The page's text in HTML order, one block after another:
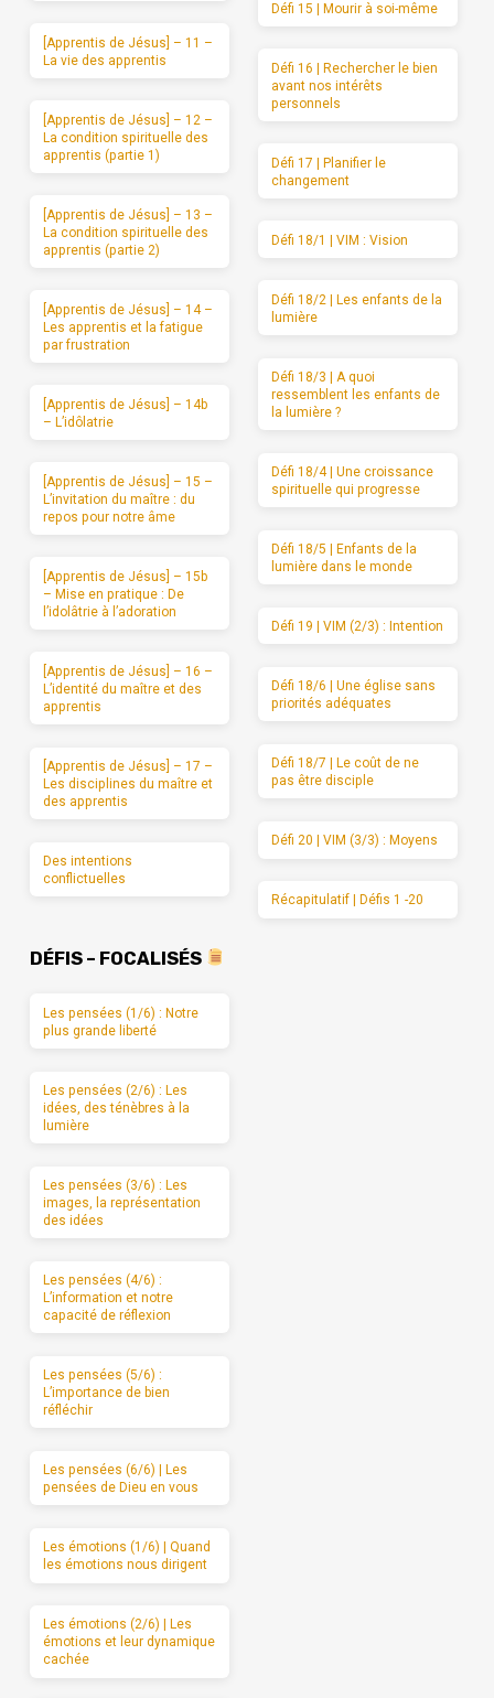
[Apprentis de Jésus] – 11 –
La vie des apprentis
[Apprentis de Jésus] – 12 –
La condition spirituelle des
apprentis (partie 1)
[Apprentis de Jésus] – 13 –
La condition spirituelle des
apprentis (partie 2)
[Apprentis de Jésus] – 14 –
Les apprentis et la fatigue
par frustration
[Apprentis de Jésus] – 14b
– L’idôlatrie
[Apprentis de Jésus] – 15 –
L’invitation du maître : du
repos pour notre âme
[Apprentis de Jésus] – 15b
– Mise en pratique : De
l’idolâtrie à l’adoration
[Apprentis de Jésus] – 16 –
L’identité du maître et des
apprentis
[Apprentis de Jésus] – 17 –
Les disciplines du maître et
des apprentis
Des intentions
conflictuelles
Défi 15 | Mourir à soi-même
Défi 16 | Rechercher le bien
avant nos intérêts
personnels
Défi 17 | Planifier le
changement
Défi 18/1 | VIM : Vision
Défi 18/2 | Les enfants de la
lumière
Défi 18/3 | A quoi
ressemblent les enfants de
la lumière ?
Défi 18/4 | Une croissance
spirituelle qui progresse
Défi 18/5 | Enfants de la
lumière dans le monde
Défi 19 | VIM (2/3) : Intention
Défi 18/6 | Une église sans
priorités adéquates
Défi 18/7 | Le coût de ne
pas être disciple
Défi 20 | VIM (3/3) : Moyens
Récapitulatif | Défis 1 -20
DÉFIS – FOCALISÉS
Les pensées (1/6) : Notre
plus grande liberté
Les pensées (2/6) : Les
idées, des ténèbres à la
lumière
Les pensées (3/6) : Les
images, la représentation
des idées
Les pensées (4/6) :
L’information et notre
capacité de réflexion
Les pensées (5/6) :
L’importance de bien
réfléchir
Les pensées (6/6) | Les
pensées de Dieu en vous
Les émotions (1/6) | Quand
les émotions nous dirigent
Les émotions (2/6) | Les
émotions et leur dynamique
cachée